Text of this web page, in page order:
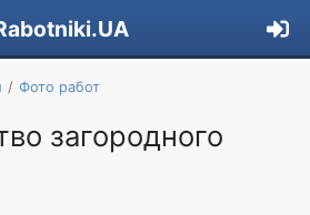
Фото работ
загородного